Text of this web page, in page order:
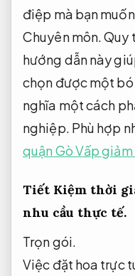
điệp mà bạn
Chuyên môn. Quy
hướng dẫn này
chọn được một
nghĩa một cách
nghiệp. Phù hợp
quận Gò Vấp giảm
Tiết Kiệm thời
nhu cầu thực tế.
Trọn gói.
Việc đặt hoa trực